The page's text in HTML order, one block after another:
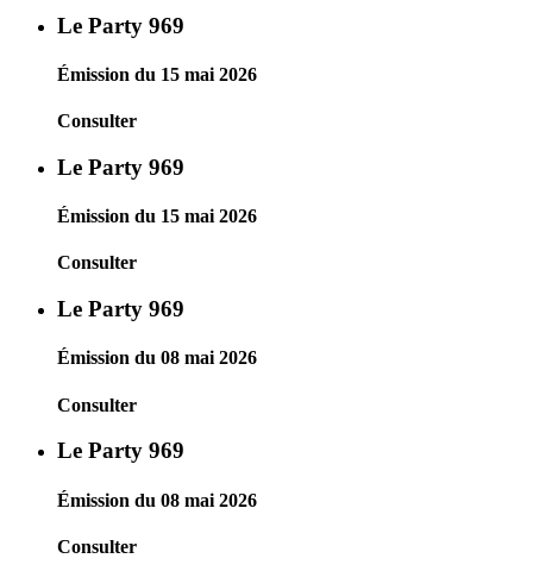
Le Party 969
Émission du 15 mai 2026
Consulter
Le Party 969
Émission du 15 mai 2026
Consulter
Le Party 969
Émission du 08 mai 2026
Consulter
Le Party 969
Émission du 08 mai 2026
Consulter